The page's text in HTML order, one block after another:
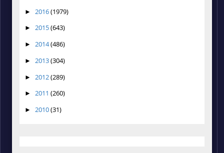
► 2016(1979)
► 2015(643)
► 2014(486)
► 2013(304)
► 2012(289)
► 2011 (260)
► 2010(31)